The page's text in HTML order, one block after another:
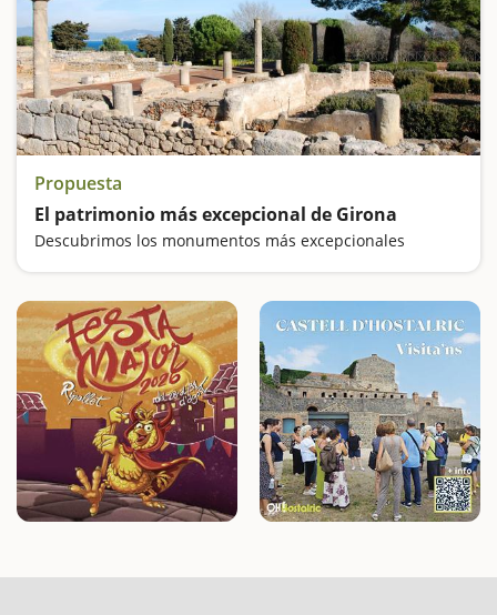
Propuesta
El patrimonio más excepcional de Girona
Descubrimos los monumentos más excepcionales